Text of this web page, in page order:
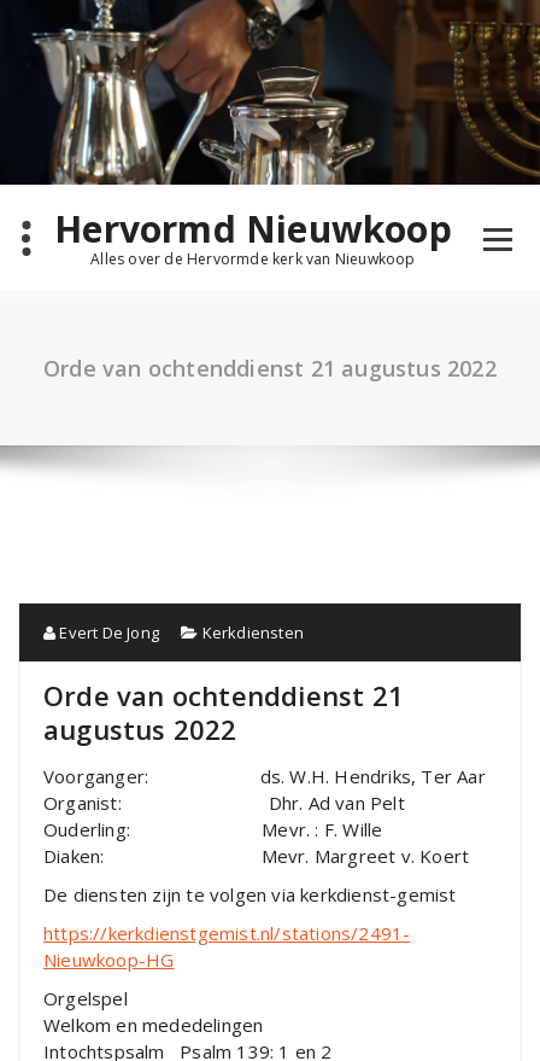
naar
inhoud
Hervormd Nieuwkoop
Alles over de Hervormde kerk van Nieuwkoop
Orde van ochtenddienst 21 augustus 2022
Evert De Jong Kerkdiensten
Orde van ochtenddienst 21
augustus 2022
Voorganger: ds. W.H. Hendriks, Ter Aar
Organist: Dhr. Ad van Pelt
Ouderling: Mevr. : F. Wille
Diaken: Mevr. Margreet v. Koert
De diensten zijn te volgen via kerkdienst-gemist
https://kerkdienstgemist.nl/stations/2491-
Nieuwkoop-HG
Orgelspel
Welkom en mededelingen
Intochtspsalm Psalm 139: 1 en 2